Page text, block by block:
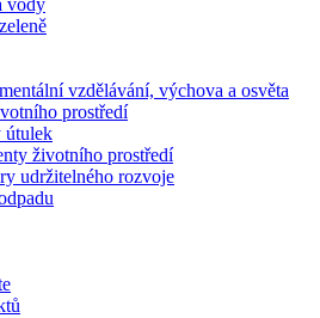
vody
vzdělávání, výchova a osvěta
prostředí
útulek
životního prostředí
udržitelného rozvoje